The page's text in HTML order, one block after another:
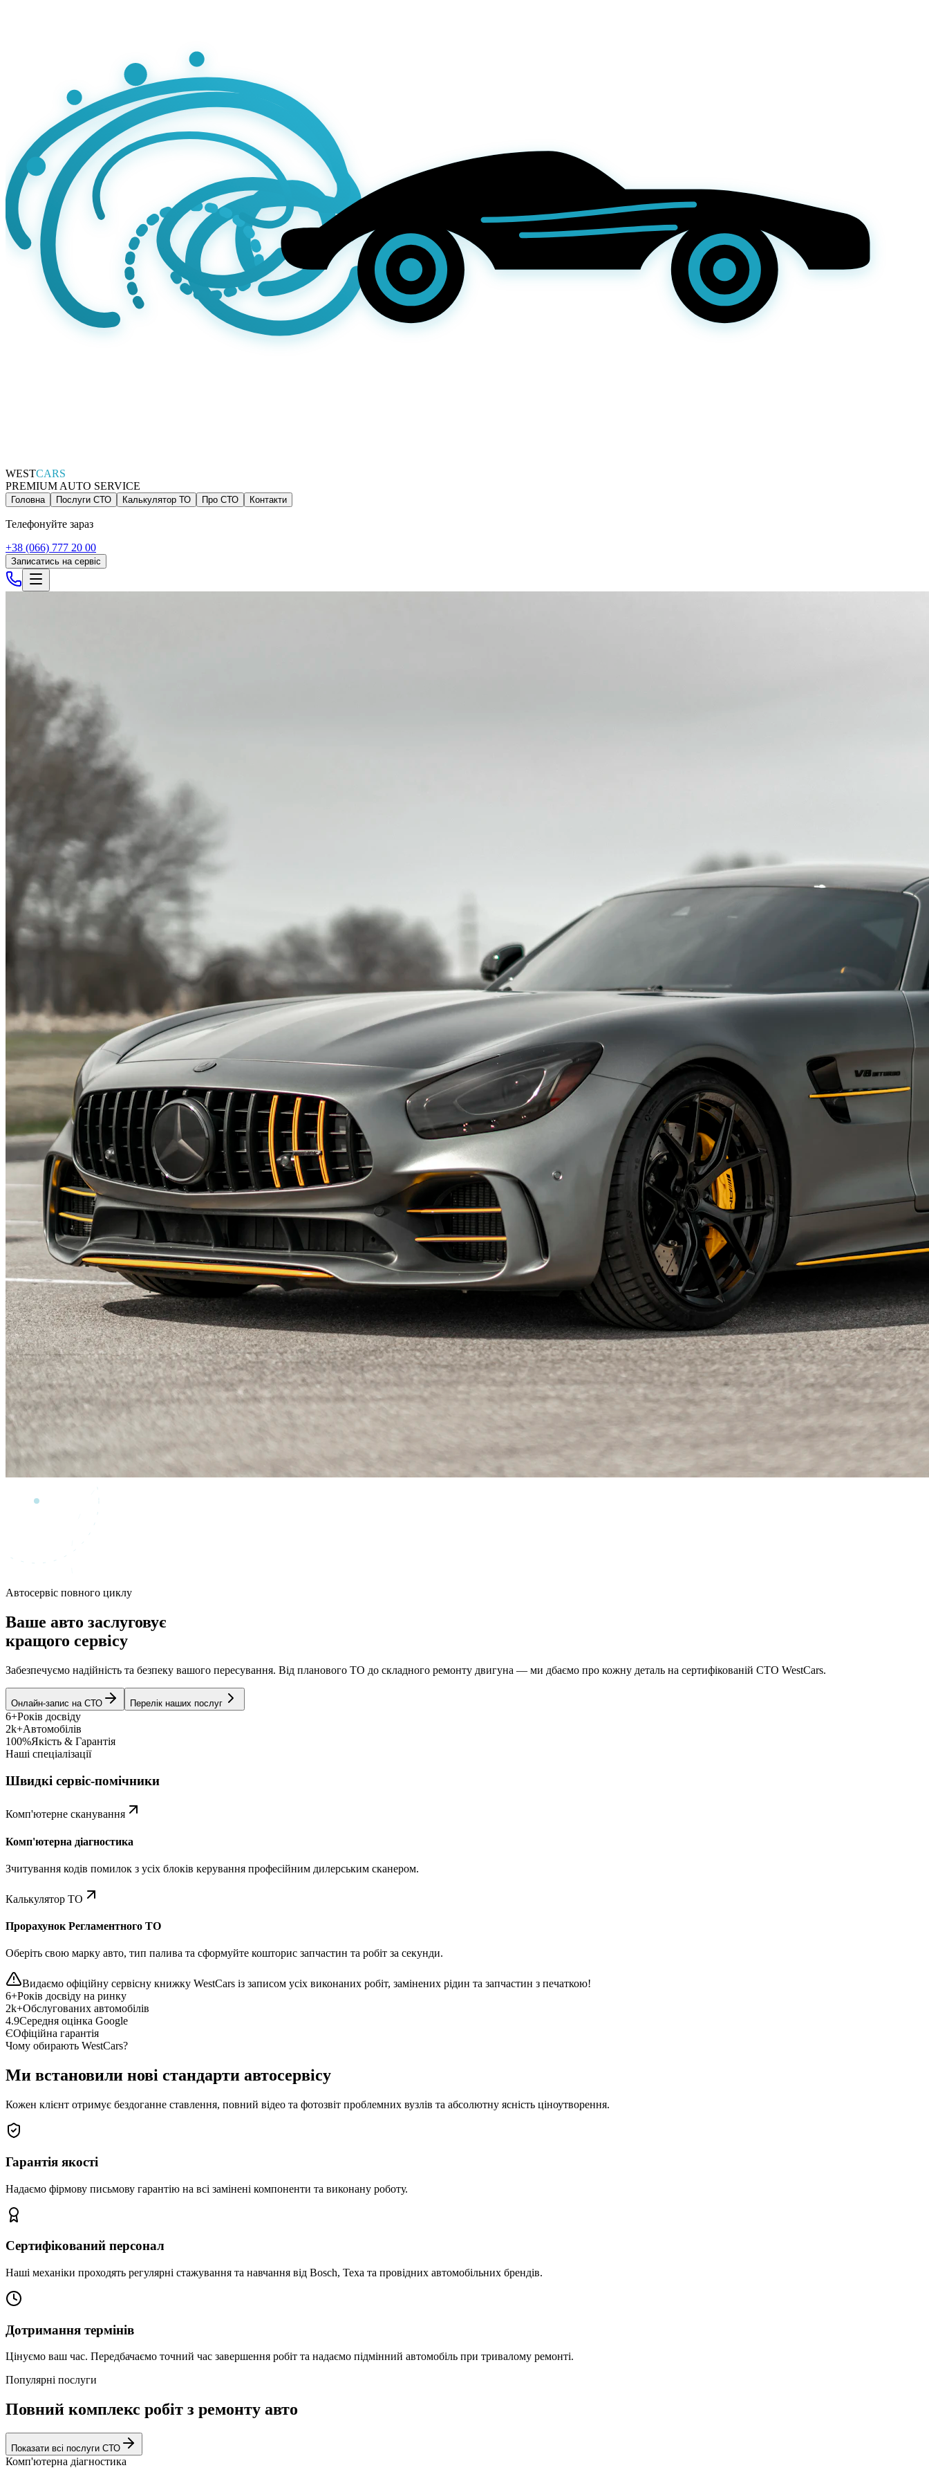
WESTCARS
PREMIUM AUTO SERVICE
Головна Послуги СТО Калькулятор ТО Про СТО Контакти
Телефонуйте зараз
+38 (066) 777 20 00
Записатись на сервіс
Автосервіс повного циклу
Ваше авто заслуговує
кращого сервісу
Забезпечуємо надійність та безпеку вашого пересування. Від планового ТО до складного ремонту двигуна — ми дбаємо про кожну деталь на сертифікованій СТО WestCars.
Онлайн-запис на СТО Перелік наших послуг
6+Років досвіду
2k+Автомобілів
100%Якість & Гарантія
Наші спеціалізації
Швидкі сервіс-помічники
Комп'ютерне сканування
Комп'ютерна діагностика
Зчитування кодів помилок з усіх блоків керування професійним дилерським сканером.
Калькулятор ТО
Прорахунок Регламентного ТО
Оберіть свою марку авто, тип палива та сформуйте кошторис запчастин та робіт за секунди.
Видаємо офіційну сервісну книжку WestCars із записом усіх виконаних робіт, замінених рідин та запчастин з печаткою!
6+Років досвіду на ринку
2k+Обслугованих автомобілів
4.9Середня оцінка Google
ЄОфіційна гарантія
Чому обирають WestCars?
Ми встановили нові стандарти автосервісу
Кожен клієнт отримує бездоганне ставлення, повний відео та фотозвіт проблемних вузлів та абсолютну ясність ціноутворення.
Гарантія якості
Надаємо фірмову письмову гарантію на всі замінені компоненти та виконану роботу.
Сертифікований персонал
Наші механіки проходять регулярні стажування та навчання від Bosch, Texa та провідних автомобільних брендів.
Дотримання термінів
Цінуємо ваш час. Передбачаємо точний час завершення робіт та надаємо підмінний автомобіль при тривалому ремонті.
Популярні послуги
Повний комплекс робіт з ремонту авто
Показати всі послуги СТО
Комп'ютерна діагностика